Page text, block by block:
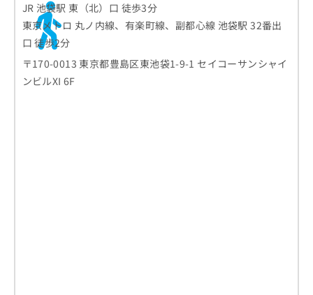
JR 池袋駅 東（北）口 徒歩3分
東京メトロ 丸ノ内線、有楽町線、副都心線 池袋駅 32番出
口 徒歩2分
〒170-0013 東京都豊島区東池袋1-9-1 セイコーサンシャイ
ンビルXI 6F